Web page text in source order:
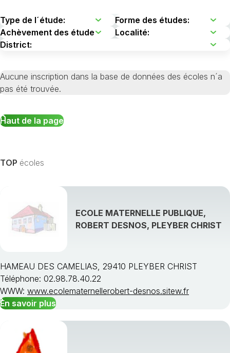
Aucune inscription dans la base de données des écoles n´a
pas été trouvée.
Haut de la page
TOP écoles
ECOLE MATERNELLE PUBLIQUE,
ROBERT DESNOS, PLEYBER CHRIST
HAMEAU DES CAMELIAS, 29410 PLEYBER CHRIST
Téléphone: 02.98.78.40.22
WWW: www.ecolematernellerobert-desnos.sitew.fr
En savoir plus